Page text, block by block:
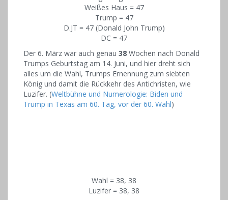
Weißes Haus = 47
Trump = 47
D.JT = 47 (Donald John Trump)
DC = 47
Der 6. März war auch genau 38 Wochen nach Donald
Trumps Geburtstag am 14. Juni, und hier dreht sich
alles um die Wahl, Trumps Ernennung zum siebten
König und damit die Rückkehr des Antichristen, wie
Luzifer. (Weltbühne und Numerologie: Biden und
Trump in Texas am 60. Tag, vor der 60. Wahl)
Wahl = 38, 38
Luzifer = 38, 38